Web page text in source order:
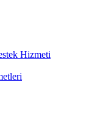
Hizmeti